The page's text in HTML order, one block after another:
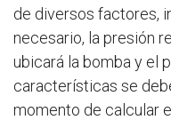
de diversos factores,
necesario, la presión
ubicará la bomba y el
características se
momento de calcular